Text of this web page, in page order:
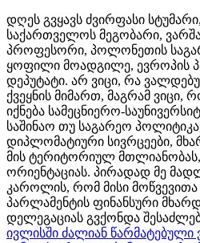
დღეს გვყავს ძვირფასი
საქართველოს მეგობარი,
პროფესორი, პოლონეთის
ყოფილი მოადგილე, ევროპის
დეპუტატი. არ ვიცი, რა
ქვეყნის მიმართ, მაგრამ ვიცი,
იქნება სამეცნიერო-
საშინაო თუ საგარეო
დიპლომატიური სივრცეები,
მის ტერიტორიულ
ორიენტაციას. პირადად მე
კაროლის, რომ მისი
პარლამენტის ფინანსური
დელეგაციას გვქონდა
ივლისში ძალიან წარმატებული